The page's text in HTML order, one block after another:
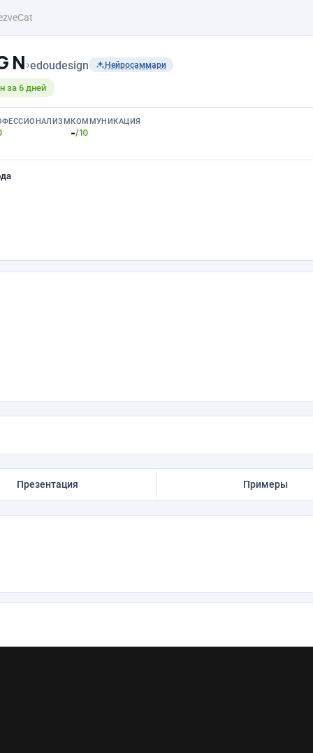
N›edoudesign Нейросаммари
за 6 дней
КОММУНИКАЦИЯ
-/10
Презентация Примеры